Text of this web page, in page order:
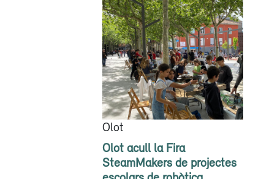
Olot
Olot acull la Fira
SteamMakers de projectes